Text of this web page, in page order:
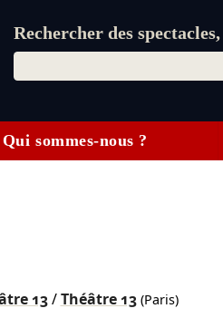
Rechercher des
Qui sommes-nous ?
13/Théâtre 13(Paris)